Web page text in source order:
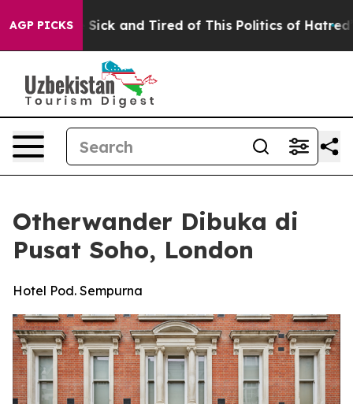
AGP PICKS
Are Sick and Tired of This Politics of Hatred” The
Otherwander Dibuka di
Pusat Soho, London
Hotel Pod. Sempurna